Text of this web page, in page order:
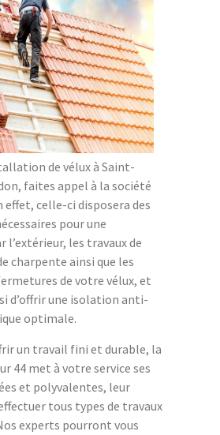
de vélux à Saint-
faites appel à la société
effet, celle-ci disposera des
pour une
les travaux de
charpente ainsi que les
de votre vélux, et
d’offrir une isolation anti-
optimale.
un travail fini et durable, la
44 met à votre service ses
et polyvalentes, leur
tous types de travaux
experts pourront vous